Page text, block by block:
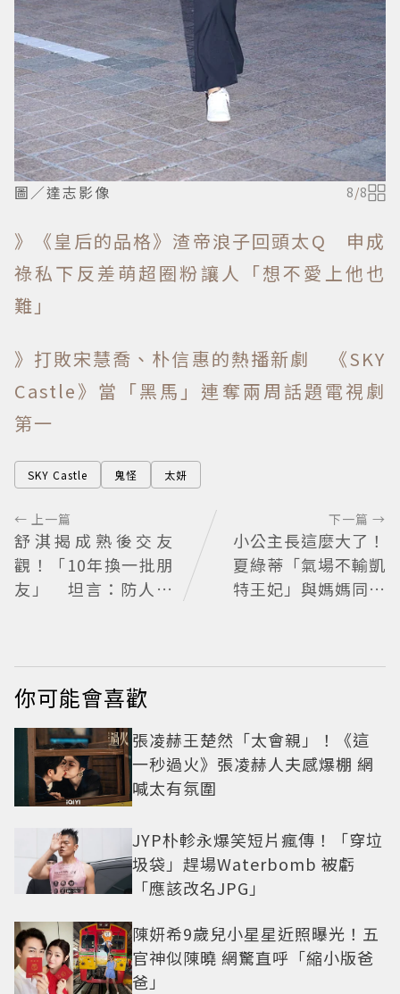
圖／達志影像 8/8
》《皇后的品格》渣帝浪子回頭太Q 申成
祿私下反差萌超圈粉讓人「想不愛上他也
難」
》打敗宋慧喬、朴信惠的熱播新劇 《SKY
Castle》當「黑馬」連奪兩周話題電視劇
第一
SKY Castle 鬼怪 太妍
← 上一篇
舒淇揭成熟後交友
觀！「10年換一批朋
友」 坦言：防人之
下一篇 →
小公主長這麼大了！
夏綠蒂「氣場不輸凱
特王妃」與媽媽同框
你可能會喜歡
張凌赫王楚然「太會親」！《這
一秒過火》張凌赫人夫感爆棚 網
喊太有氛圍
JYP朴軫永爆笑短片瘋傳！「穿垃
圾袋」趕場Waterbomb 被虧
「應該改名JPG」
陳妍希9歲兒小星星近照曝光！五
官神似陳曉 網驚直呼「縮小版爸
爸」